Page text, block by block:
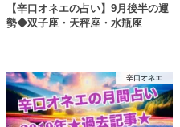
【辛口オネエの占い】9月後半の運
勢◆双子座・天秤座・水瓶座
辛口オネエ